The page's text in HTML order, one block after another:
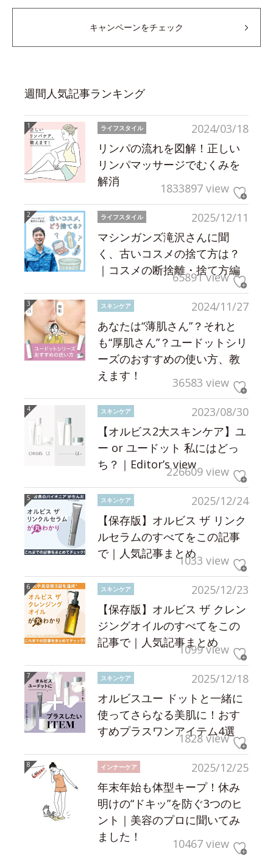
キャンペーンをチェック
週間人気記事ランキング
2024/03/18
ライフスタイル
リンパの流れを図解！正しい
リンパマッサージでむくみを
解消
1833897 view
2025/12/11
ライフスタイル
マシンガンズ滝沢さんに聞
く、古いコスメの捨て方は？
｜コスメの断捨離・捨て方編
65891 view
2024/11/27
スキンケア
あなたは“薄肌さん”？それと
も“厚肌さん”？ユードットシリ
ーズのおすすめの使い方、教
えます！
36583 view
2023/08/30
スキンケア
【オルビス2大スキンケア】ユ
ー or ユードット 私にはどっ
ち？｜Editor’s view226609 view
2025/12/24
スキンケア
【保存版】オルビス ザ リンク
ルセラムのすべてをこの記事
で｜人気記事まとめ1033 view
2025/12/23
スキンケア
【保存版】オルビス ザ クレン
ジングオイルのすべてをこの
記事で｜人気記事まとめ
1099 view
2025/12/18
スキンケア
オルビスユー ドットと一緒に
使ってさらなる美肌に！おす
すめプラスワンアイテム4選
1828 view
2025/12/25
インナーケア
年末年始も体型キープ！休み
明けの“ドキッ”を防ぐ3つのヒ
ント｜美容のプロに聞いてみ
ました！
10467 view